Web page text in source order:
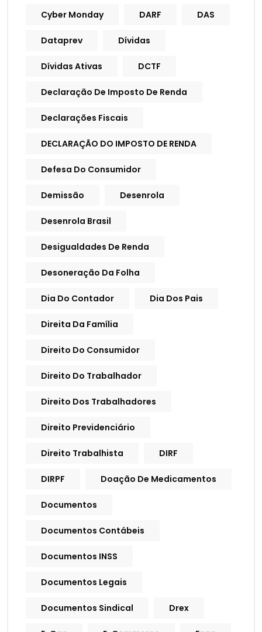
Cyber Monday DARF DAS
Dataprev Dívidas
Dívidas Ativas DCTF
Declaração De Imposto De Renda
Declarações Fiscais
DECLARAÇÃO DO IMPOSTO DE RENDA
Defesa Do Consumidor
Demissão Desenrola
Desenrola Brasil
Desigualdades De Renda
Desoneração Da Folha
Dia Do Contador Dia Dos Pais
Direita Da Família
Direito Do Consumidor
Direito Do Trabalhador
Direito Dos Trabalhadores
Direito Previdenciário
Direito Trabalhista DIRF
DIRPF Doação De Medicamentos
Documentos
Documentos Contábeis
Documentos INSS
Documentos Legais
Documentos Sindical Drex